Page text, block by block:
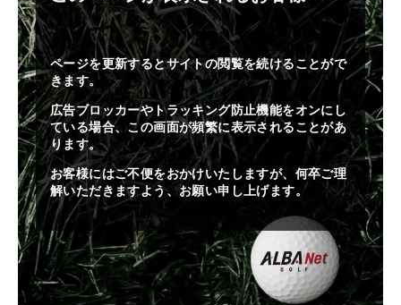
ページを更新するとサイトの閲覧を続けることがで
きます。
広告ブロッカーやトラッキング防止機能をオンにし
ている場合、この画面が頻繁に表示されることがあ
ります。
お客様にはご不便をおかけいたしますが、何卒ご理
解いただきますよう、お願い申し上げます。